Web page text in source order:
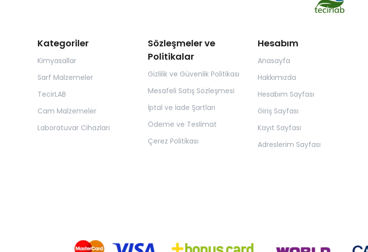
Kategoriler
Kimyasallar
Sarf Malzemeler
TecirLAB
Cam Malzemeler
Laboratuvar Cihazları
Sözleşmeler ve
Politikalar
Gizlilik ve Güvenlik Politikası
Mesafeli Satış Sözleşmesi
İptal ve İade Şartları
Ödeme ve Teslimat
Çerez Politikası
Hesabım
Anasayfa
Hakkımızda
Hesabım Sayfası
Giriş Sayfası
Kayıt Sayfası
Adreslerim Sayfası